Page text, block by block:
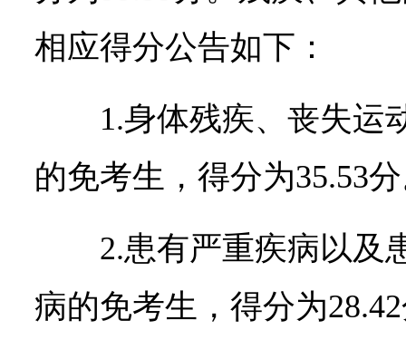
相应得分公告如下：
1.身体残疾、丧失运
的免考生，得分为35.53
2.患有严重疾病以及
病的免考生，得分为